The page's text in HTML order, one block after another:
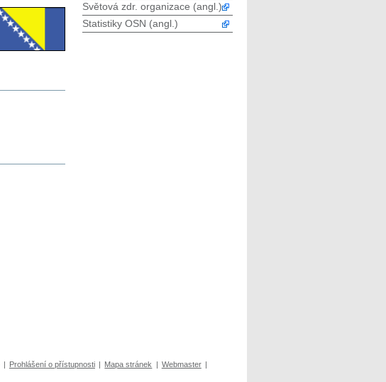
Světová zdr. organizace (angl.)
Statistiky OSN (angl.)
| Prohlášení o přístupnosti | Mapa stránek | Webmaster |